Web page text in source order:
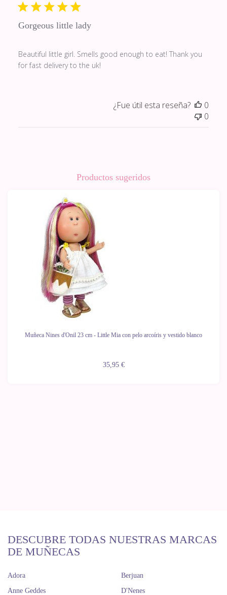
Gorgeous little lady
Beautiful little girl. Smells good enough to eat! Thank you
for fast delivery to the uk!
¿Fue útil esta reseña?
0
0
Productos sugeridos
Muñeca Nines d'Onil 23 cm - Little Mia con pelo arcoíris y vestido blanco
35,95 €
DESCUBRE TODAS NUESTRAS MARCAS
DE MUÑECAS
Adora
Anne Geddes
Berjuan
D'Nenes